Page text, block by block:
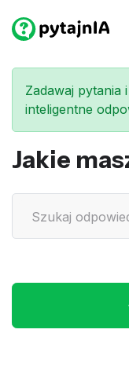
Zadawaj pytania
inteligentne
Jakie